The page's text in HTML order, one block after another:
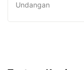
Undangan